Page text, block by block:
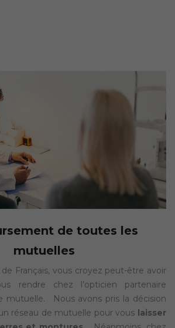
de toutes les
mutuelles
Français, vous croyez peut-être avoir
rendre chez l’opticien partenaire
mutuelle. Nous avons pris la décision
réseau de mutuelle pour vous laisser